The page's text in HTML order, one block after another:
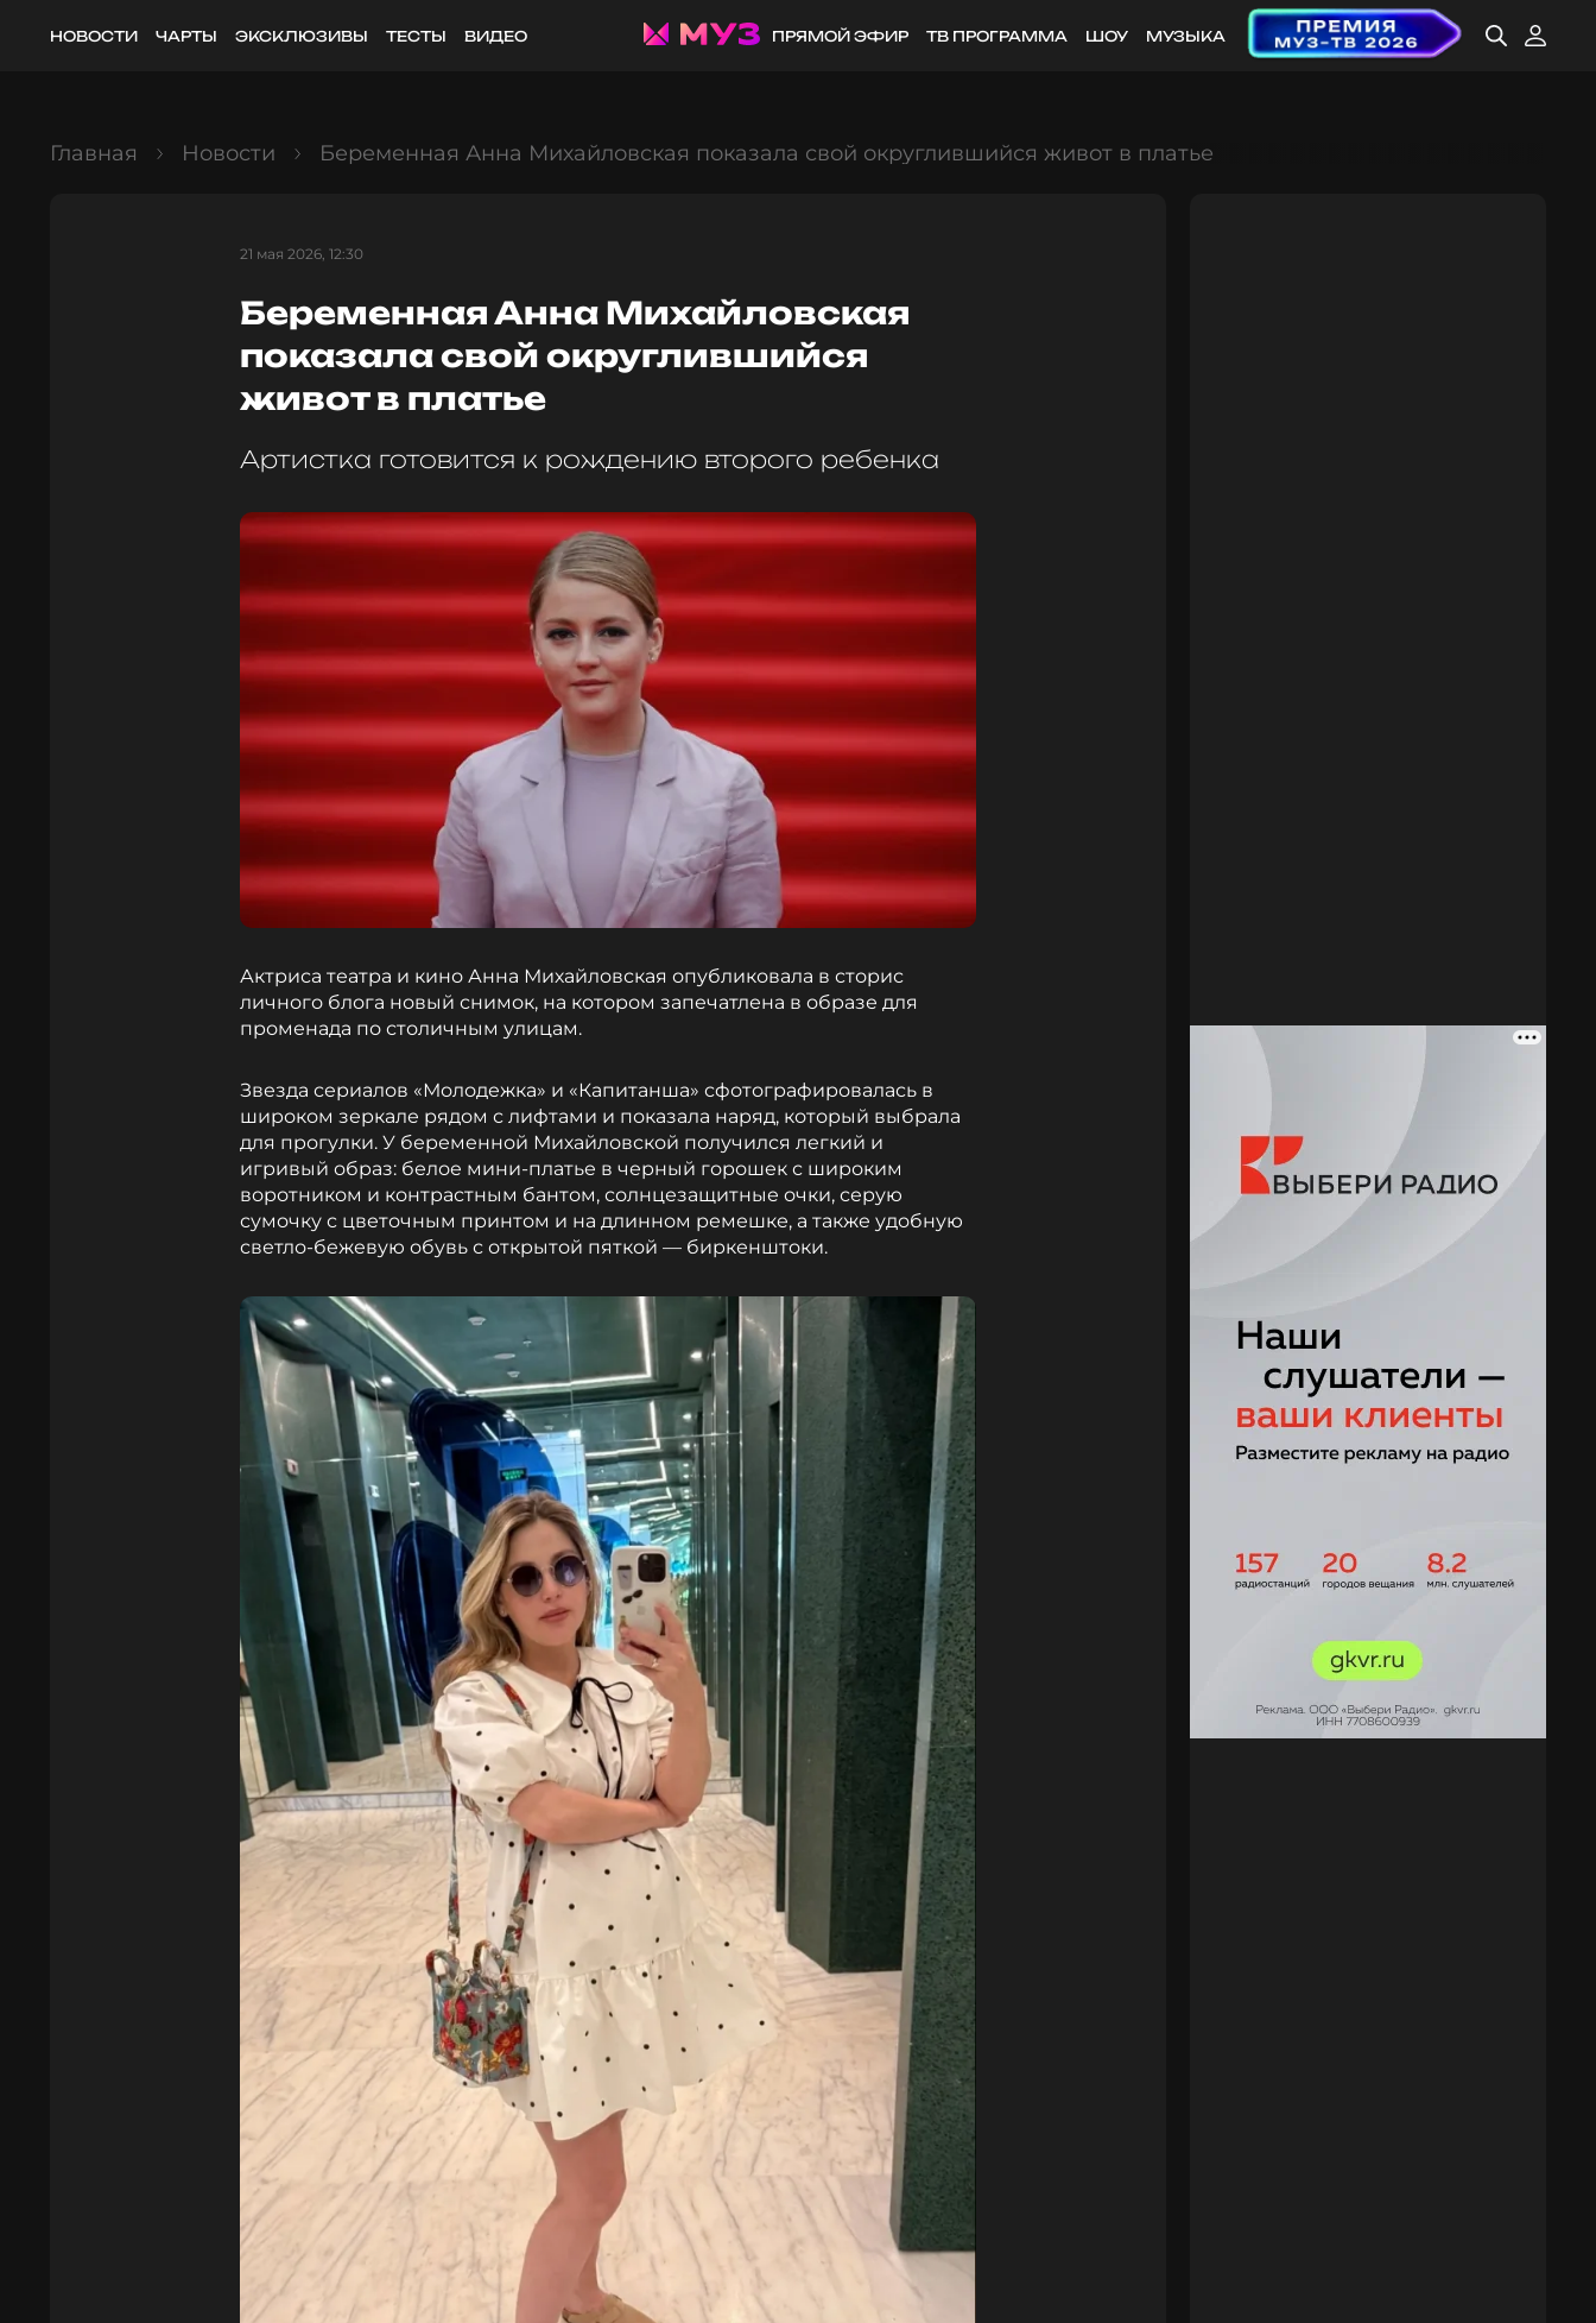
НОВОСТИ ЧАРТЫ ЭКСКЛЮЗИВЫ ТЕСТЫ ВИДЕО ПРЯМОЙ ЭФИР ТВ ПРОГРАММА ШОУ МУЗЫКА
Главная Новости Беременная Анна Михайловская показала свой округлившийся живот в платье
21 мая 2026, 12:30
Беременная Анна Михайловская
показала свой округлившийся
живот в платье
Артистка готовится к рождению второго ребенка
Актриса театра и кино Анна Михайловская опубликовала в сторис
личного блога новый снимок, на котором запечатлена в образе для
променада по столичным улицам.
Звезда сериалов «Молодежка» и «Капитанша» сфотографировалась в
широком зеркале рядом с лифтами и показала наряд, который выбрала
для прогулки. У беременной Михайловской получился легкий и
игривый образ: белое мини-платье в черный горошек с широким
воротником и контрастным бантом, солнцезащитные очки, серую
сумочку с цветочным принтом и на длинном ремешке, а также удобную
светло-бежевую обувь с открытой пяткой — биркенштоки.